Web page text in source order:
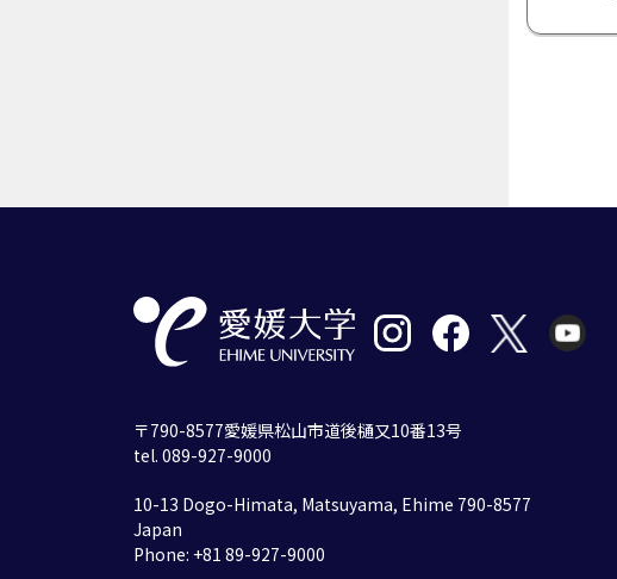
〒790-8577愛媛県松山市道後樋又10番13号
tel. 089-927-9000
10-13 Dogo-Himata, Matsuyama, Ehime 790-8577
Japan
Phone: +81 89-927-9000